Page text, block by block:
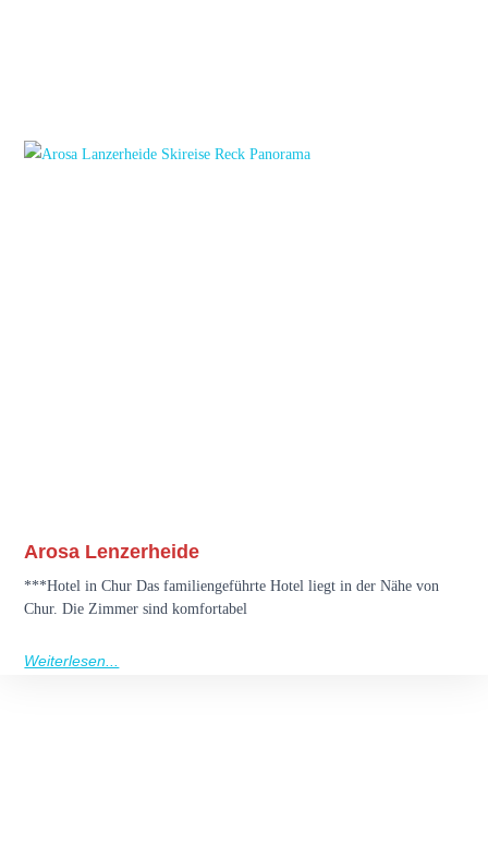
Arosa Lenzerheide
***Hotel in Chur Das familiengeführte Hotel liegt in der Nähe von
Chur. Die Zimmer sind komfortabel
Weiterlesen...